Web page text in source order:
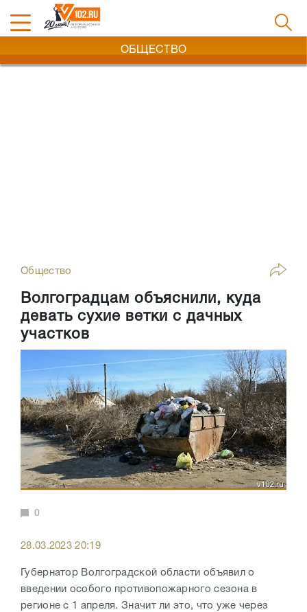
ОБЩЕСТВО
Общество
Волгоградцам объяснили, куда
девать сухие ветки с дачных
участков
0
28.03.2023 20:19
Губернатор Волгоградской области объявил о
введении особого противопожарного сезона в
регионе с 1 апреля. Значит ли это, что уже через